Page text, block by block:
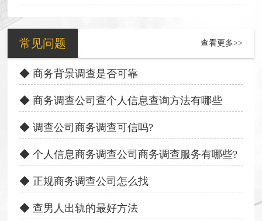
常见问题 查看更多>>
◆ 商务背景调查是否可靠
◆ 商务调查公司查个人信息查询方法有哪些
◆ 调查公司商务调查可信吗?
◆ 个人信息商务调查公司商务调查服务有哪些?
◆ 正规商务调查公司怎么找
◆ 查男人出轨的最好方法